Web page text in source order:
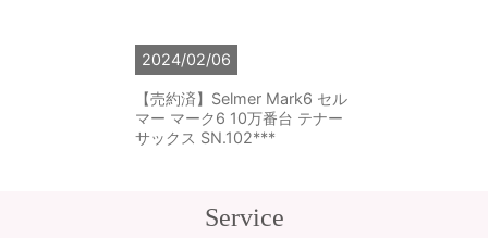
2024/02/06
【売約済】Selmer Mark6 セル
マー マーク6 10万番台 テナー
サックス SN.102***
Service